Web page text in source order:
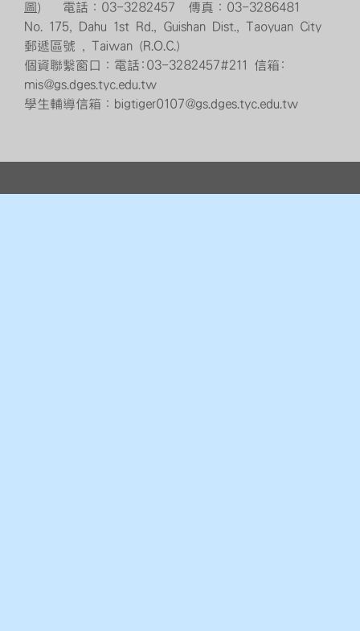
圖） 電話：03-3282457 傳真：03-3286481
No. 175, Dahu 1st Rd., Guishan Dist., Taoyuan City
郵遞區號 , Taiwan (R.O.C.)
個資聯繫窗口：電話:03-3282457#211 信箱:
mis@gs.dges.tyc.edu.tw
學生輔導信箱：bigtiger0107@gs.dges.tyc.edu.tw